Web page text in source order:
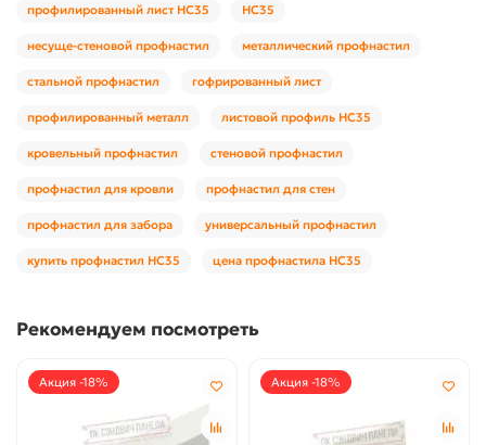
профилированный лист НС35 НС35
несуще-стеновой профнастил металлический профнастил
стальной профнастил гофрированный лист
профилированный металл листовой профиль НС35
кровельный профнастил стеновой профнастил
профнастил для кровли профнастил для стен
профнастил для забора универсальный профнастил
купить профнастил НС35 цена профнастила НС35
Рекомендуем посмотреть
Акция -18% Акция -18%